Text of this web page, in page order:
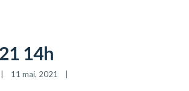
14h
11 mai, 2021